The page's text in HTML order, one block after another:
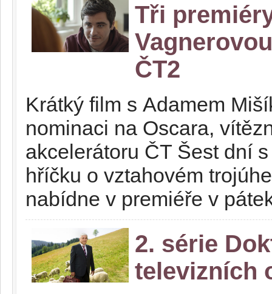
Tři
ČT2
Krátký film s Adamem
nominaci na Oscara,
akcelerátoru ČT Šest dní
hříčku o vztahovém
nabídne v premiéře v
2. série
televizních